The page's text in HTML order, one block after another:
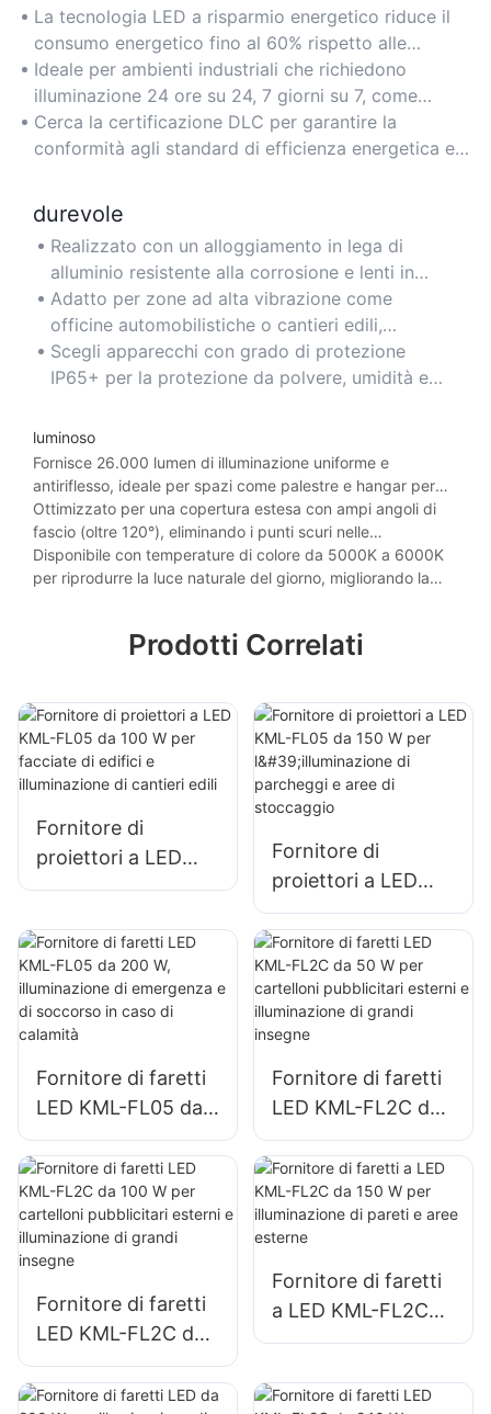
La tecnologia LED a risparmio energetico riduce il
consumo energetico fino al 60% rispetto alle
tradizionali lampade a ioduri metallici da 400 W,
riducendo i costi dell'elettricità per strutture di
grandi dimensioni come i magazzini.
Ideale per ambienti industriali che richiedono
illuminazione 24 ore su 24, 7 giorni su 7, come
stabilimenti di produzione e centri di distribuzione,
dove il risparmio energetico si accumula nel tempo.
Cerca la certificazione DLC per garantire la
conformità agli standard di efficienza energetica e
durevole
Realizzato con un alloggiamento in lega di
alluminio resistente alla corrosione e lenti in
vetro temperato rinforzato, garantisce
resistenza in ambienti difficili come fabbriche e
aree di stoccaggio all'aperto.
Adatto per zone ad alta vibrazione come
officine automobilistiche o cantieri edili,
mantenendo l'integrità strutturale in condizioni
difficili.
Scegli apparecchi con grado di protezione
IP65+ per la protezione da polvere, umidità e
anche in climi difficili.
luminoso
Fornisce 26.000 lumen di illuminazione uniforme e
antiriflesso, ideale per spazi come palestre e hangar per
aeromobili che richiedono una visibilità precisa.
Ottimizzato per una copertura estesa con ampi angoli di
fascio (oltre 120°), eliminando i punti scuri nelle
applicazioni con soffitti alti, come magazzini commerciali e
palazzetti dello sport.
Disponibile con temperature di colore da 5000K a 6000K
per riprodurre la luce naturale del giorno, migliorando la
Prodotti Correlati
Fornitore di
proiettori a LED
KML-FL05 da 100
edifici e
illuminazione di
cantieri edili
Fornitore di
proiettori a LED
KML-FL05 da 150
W per
l'illuminazione di
parcheggi e aree di
stoccaggio
Fornitore di faretti
LED KML-FL05 da
200 W,
illuminazione di
emergenza e di
soccorso in caso di
calamità
Fornitore di faretti
LED KML-FL2C da
50 W per cartelloni
pubblicitari esterni
e illuminazione di
grandi insegne
Fornitore di faretti
LED KML-FL2C da
100 W per
cartelloni
Fornitore di faretti
a LED KML-FL2C
da 150 W per
pareti e aree